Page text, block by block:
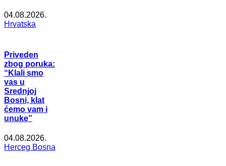
04.08.2026.
Hrvatska
Priveden
zbog poruka:
“Klali smo
vas u
Srednjoj
Bosni, klat
ćemo vam i
unuke”
04.08.2026.
Herceg Bosna